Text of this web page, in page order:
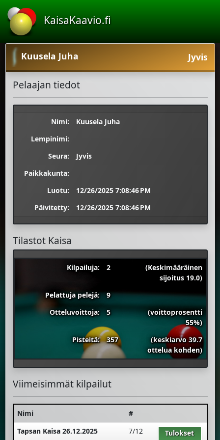
KaisaKaavio.fi
Kuusela Juha Jyvis
Pelaajan tiedot
Nimi:
Kuusela Juha
Lempinimi:
Seura:
Jyvis
Paikkakunta:
Luotu:
12/26/2025 7:08:46 PM
Päivitetty:
12/26/2025 7:08:46 PM
Tilastot Kaisa
Kilpailuja: 2
(Keskimääräinen
sijoitus 19.0)
Pelattuja pelejä:
9
Otteluvoittoja:
5
(voittoprosentti
55%)
Pisteitä:
357
(keskiarvo 39.7
ottelua kohden)
Viimeisimmät kilpailut
Nimi
#
Tapsan Kaisa 26.12.2025
7/12 Tulokset